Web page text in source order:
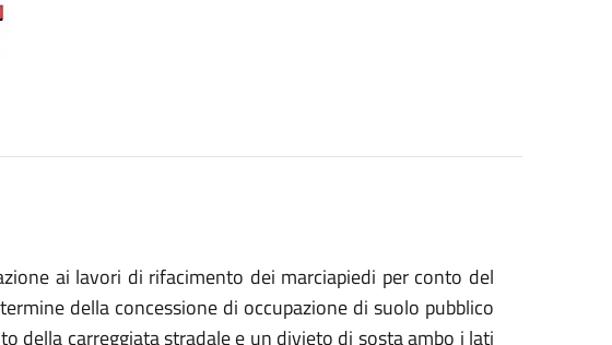
ai lavori di rifacimento dei marciapiedi per conto del
della concessione di occupazione di suolo pubblico
della carreggiata stradale e un divieto di sosta ambo i lati